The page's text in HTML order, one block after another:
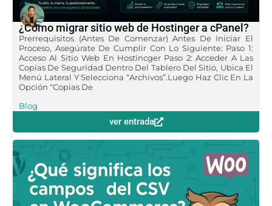
¿Cómo migrar sitio web de Hostinger a cPanel?
Prerrequisitos (antes De Comenzar) Antes De Iniciar El
Proceso, Asegúrate De Cumplir Con Lo Siguiente: Paso 1:
Acceso Al Sitio Web En Hostincger Paso 2: Acceder A Las
Copias De Seguridad Dentro Del Tablero Del Sitio, Ubica El
Menú Lateral Y Selecciona “Archivos”.Luego Haz Clic En La
Opción “Copias De
Blog
ver entrada